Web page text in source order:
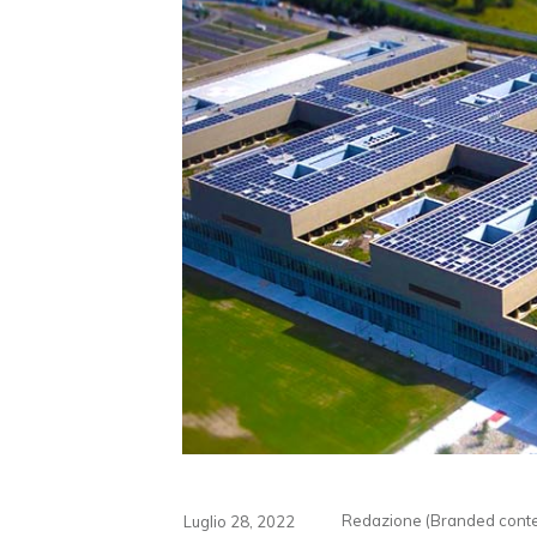
Luglio 28, 2022 Redazione (Branded